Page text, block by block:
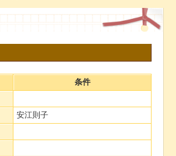
条件
安江則子